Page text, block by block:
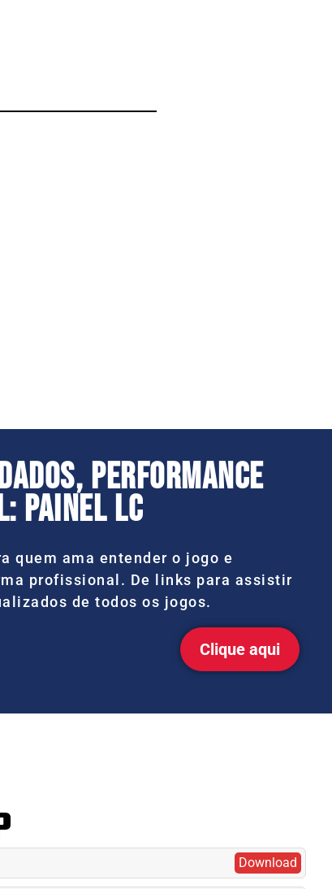
PERFORMANCE
PAINEL LC
quem ama entender o jogo e
profissional. De links para assistir
de todos os jogos.
Clique aqui
Download